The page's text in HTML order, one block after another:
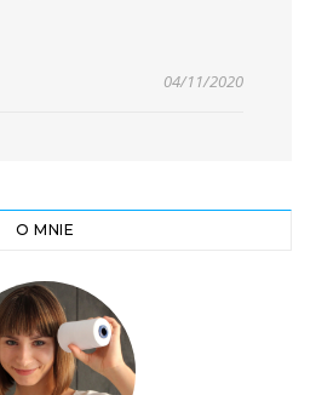
04/11/2020
O MNIE